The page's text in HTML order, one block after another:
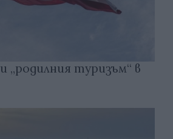
„родилния туризъм“ в